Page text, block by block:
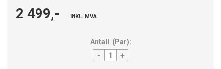
2 499,- INKL. MVA
Antall: (Par):
- +